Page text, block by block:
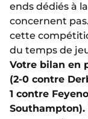
ends dédiés à
concernent
cette
du temps de
Votre bilan en
(2-0 contre
1 contre